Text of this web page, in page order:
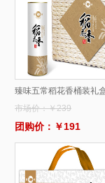
臻味五常稻花香桶装礼
市场价：￥239
团购价：￥191